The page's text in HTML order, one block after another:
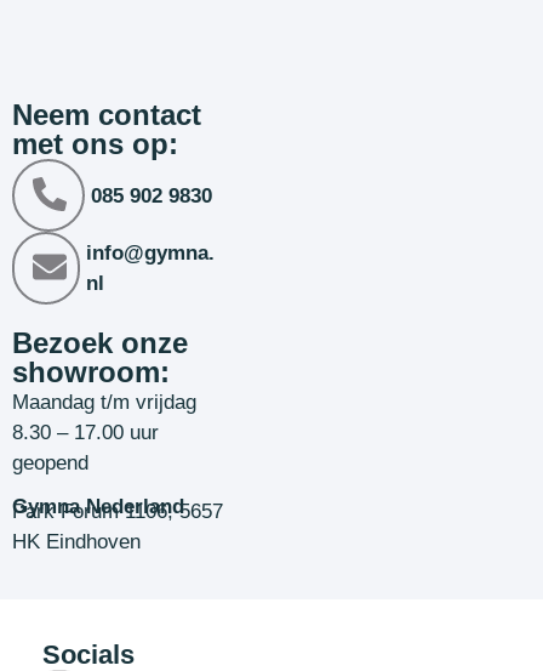
Neem contact
met ons op:
085 902 9830
info@gymna.
nl
Bezoek onze
showroom:
Maandag t/m vrijdag
8.30 – 17.00 uur
geopend
Gymna Nederland
Park Forum 1106, 5657
HK Eindhoven
Socials